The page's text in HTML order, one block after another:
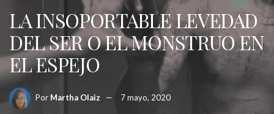
LA INSOPORTABLE LEVEDAD
DEL SER O EL MONSTRUO EN
EL ESPEJO
Por Martha Olaiz 7 mayo, 2020